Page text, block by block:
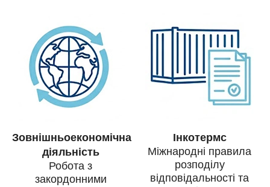
Зовнішньоекономічна
діяльність
Робота з
закордонними
Інкотермс
Міжнародні правила
розподілу
відповідальності та